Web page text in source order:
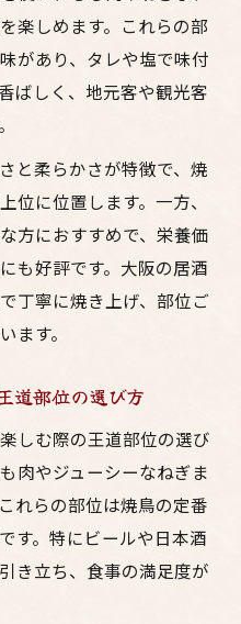
田の夜の過ごし方
ーをお酒と共に堪能
贅沢な焼き鳥体験
人気焼鳥の楽しみ方
を選ぶ時のポイントと
の串を見極める方法
鳥メニューの楽しみ方
う居酒屋の選び方
注目の伝統鳥料理
の居酒屋で味わう魅力
部位の歴史と背景を知
酒を楽しむ方法
楽しめます。これらの部
があり、タレや塩で味付
ばしく、地元客や観光客
と柔らかさが特徴で、焼
位に位置します。一方、
方におすすめで、栄養価
も好評です。大阪の居酒
丁寧に焼き上げ、部位ご
ます。
道部位の選び方
しむ際の王道部位の選び
肉やジューシーなねぎま
れらの部位は焼鳥の定番
す。特にビールや日本酒
き立ち、食事の満足度が